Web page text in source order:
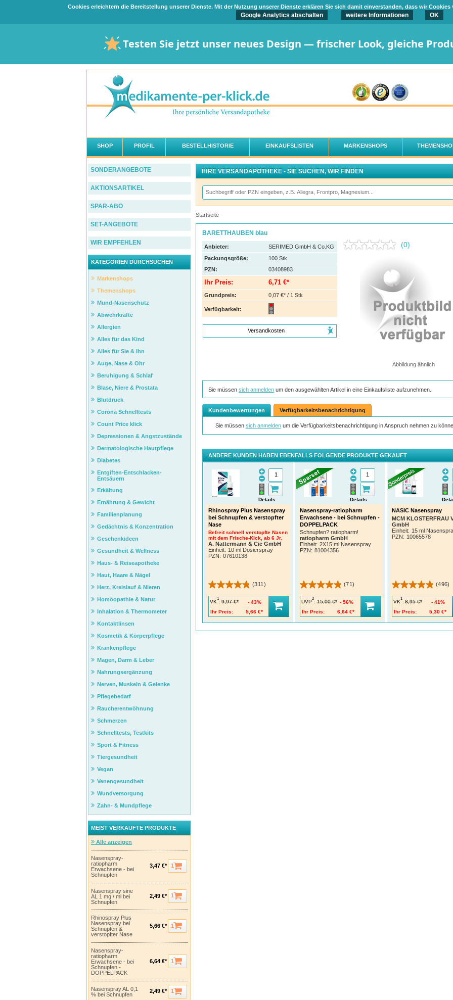
Cookies erleichtern die Bereitstellung unserer Dienste. Mit der Nutzung unserer Dienste erklären Sie sich damit einverstanden, dass wir
Google Analytics abschalten weitere Informationen OK
Testen Sie jetzt unser neues Design — frischer Look, gleiche
SHOP PROFIL BESTELLHISTORIE EINKAUFSLISTEN MARKENSHOPS
IHRE VERSANDAPOTHEKE - SIE SUCHEN, WIR FINDEN
Startseite
BARETTHAUBEN blau
(0)
Abbildung ähnlich
Anbieter:
SERIMED GmbH & Co.KG
Packungsgröße:
100 Stk
PZN : 03408983
Ihr Preis: 6,71 €*
Grundpreis: 0,07 €* / 1 Stk
Verfügbarkeit:
Versandkosten
Sie müssen sich anmeldenum den ausgewählten Artikel in eine Einkaufsliste aufzunehmen.
Kundenbewertungen Verfügbarkeitsbenachrichtigung
Sie müssen sich anmeldenum die Verfügbarkeitsbenachrichtigung in Anspruch nehmen zu
ANDERE KUNDEN HABEN EBENFALLS FOLGENDE PRODUKTE GEKAUFT
Rhinospray Plus Nasenspray
bei Schnupfen & verstopfter
Nase
Befreit schnell verstopfte Nasen
mit dem Frische-Kick, ab 6 Jr.
A. Nattermann & Cie GmbH
Einheit: 10 ml Dosierspray
PZN: 07610138
Details
(311)
VK
1
: 9,97 €*
Ihr Preis:
5,66 €*
43%
Nasenspray-ratiopharm
Erwachsene - bei Schnupfen -
DOPPELPACK
Schnupfen? ratiopharm!
ratiopharm GmbH
Einheit: 2X15 ml Nasenspray
PZN: 81004356
Details
(71)
UVP
2
: 15,00 €*
Ihr Preis:
6,64 €*
56%
NASIC Nasenspray
MCM KLOSTERFRAU
GmbH
Einheit: 15 ml
PZN: 10065578
(496)
VK
1
: 8,95 €*
Ihr Preis:
5,30 €*
41%
SONDERANGEBOTE
AKTIONSARTIKEL
SPAR-ABO
SET-ANGEBOTE
WIR EMPFEHLEN
KATEGORIEN DURCHSUCHEN
Markenshops
Themenshops
Mund-Nasenschutz
Abwehrkräfte
Allergien
Alles für das Kind
Alles für Sie & Ihn
Auge, Nase & Ohr
Beruhigung & Schlaf
Blase, Niere & Prostata
Blutdruck
Corona Schnelltests
Count Price klick
Depressionen & Angstzustände
Dermatologische Hautpflege
Diabetes
Entgiften-Entschlacken-
Entsäuern
Erkältung
Ernährung & Gewicht
Familienplanung
Gedächtnis & Konzentration
Geschenkideen
Gesundheit & Wellness
Haus- & Reiseapotheke
Haut, Haare & Nägel
Herz, Kreislauf & Nieren
Homöopathie & Natur
Inhalation & Thermometer
Kontaktlinsen
Kosmetik & Körperpflege
Krankenpflege
Magen, Darm & Leber
Nahrungsergänzung
Nerven, Muskeln & Gelenke
Pflegebedarf
Raucherentwöhnung
Schmerzen
Schnelltests, Testkits
Sport & Fitness
Tiergesundheit
Vegan
Venengesundheit
Wundversorgung
Zahn- & Mundpflege
MEIST VERKAUFTE PRODUKTE
Alle anzeigen
Nasenspray-
ratiopharm
Erwachsene - bei
Schnupfen
3,47 €* 1
Nasenspray sine
AL 1 mg / ml bei
Schnupfen
2,49 €* 1
Rhinospray Plus
Nasenspray bei
Schnupfen &
verstopfter Nase
5,66 €* 1
Nasenspray-
ratiopharm
Erwachsene - bei
Schnupfen -
DOPPELPACK
6,64 €* 1
Nasenspray AL 0,1
% bei Schnupfen
2,49 €* 1